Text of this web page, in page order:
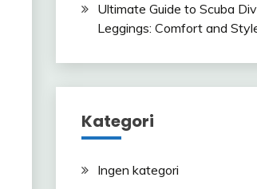
Ultimate Guide to Scuba
Leggings: Comfort and
Kategori
Ingen kategori